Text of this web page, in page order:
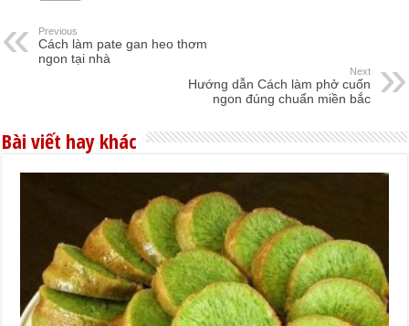
Previous
Cách làm pate gan heo thơm
ngon tại nhà
Next
Hướng dẫn Cách làm phở cuốn
ngon đúng chuẩn miền bắc
Bài viết hay khác